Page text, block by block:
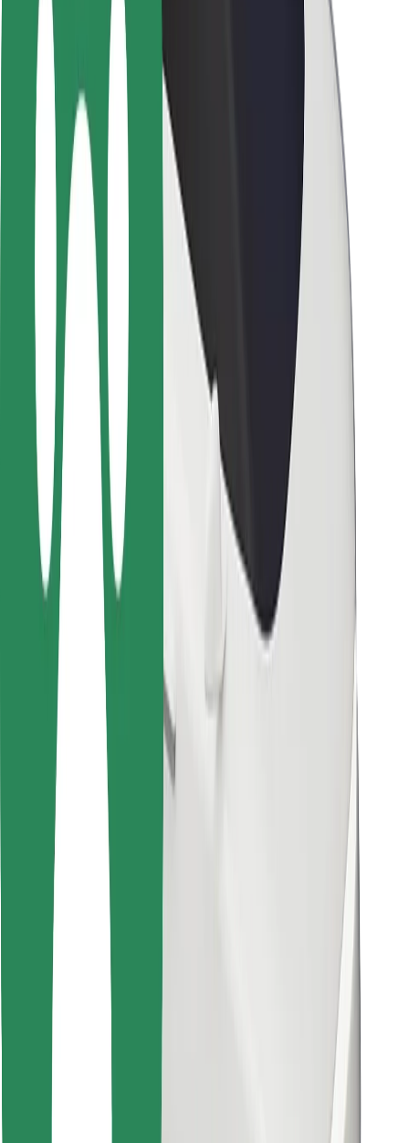
Seguridad para conductores
Seguridad para patinetes
Safety Lab
Ciudades
Dónde estamos
Soluciones para las ciudades
Aeropuertos
Estaciones de carga de Bolt
Soporte
Para usuarios
Para conductores
Para repartidores
Bolt Food
Para propietarios de flota
Para restaurantes
Bolt para empresas
Otros
Proveedores
Términos y Condiciones
Seguridad
¡Conseguí un viaje en minutos!
Descargar la app de Bolt
Encontrá tu comida favorita
Descargar la app de Bolt Food